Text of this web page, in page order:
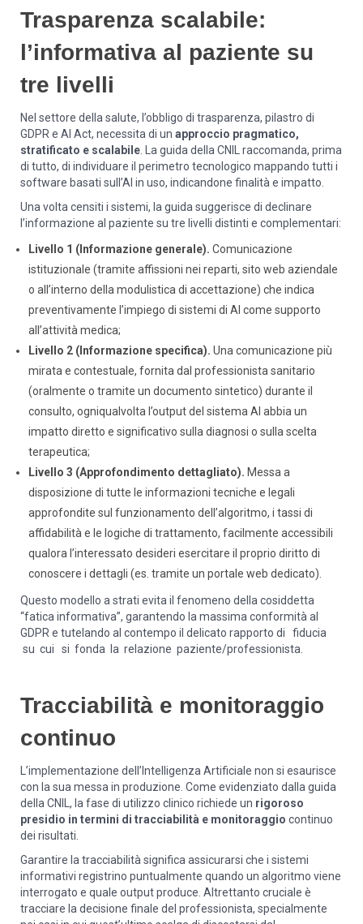
Trasparenza scalabile:
l’informativa al paziente su
tre livelli
Nel settore della salute, l’obbligo di trasparenza, pilastro di
GDPR e AI Act, necessita di un approccio pragmatico,
stratificato e scalabile. La guida della CNIL raccomanda, prima
di tutto, di individuare il perimetro tecnologico mappando tutti i
software basati sull’AI in uso, indicandone finalità e impatto.
Una volta censiti i sistemi, la guida suggerisce di declinare
l’informazione al paziente su tre livelli distinti e complementari:
Livello 1 (Informazione generale). Comunicazione
istituzionale (tramite affissioni nei reparti, sito web aziendale
o all’interno della modulistica di accettazione) che indica
preventivamente l’impiego di sistemi di AI come supporto
all’attività medica;
Livello 2 (Informazione specifica). Una comunicazione più
mirata e contestuale, fornita dal professionista sanitario
(oralmente o tramite un documento sintetico) durante il
consulto, ogniqualvolta l’output del sistema AI abbia un
impatto diretto e significativo sulla diagnosi o sulla scelta
terapeutica;
Livello 3 (Approfondimento dettagliato). Messa a
disposizione di tutte le informazioni tecniche e legali
approfondite sul funzionamento dell’algoritmo, i tassi di
affidabilità e le logiche di trattamento, facilmente accessibili
qualora l’interessato desideri esercitare il proprio diritto di
conoscere i dettagli (es. tramite un portale web dedicato).
Questo modello a strati evita il fenomeno della cosiddetta
“fatica informativa”, garantendo la massima conformità al
GDPR e tutelando al contempo il delicato rapporto di fiducia
su cui si fonda la relazione paziente/professionista.
Tracciabilità e monitoraggio
continuo
L’implementazione dell’Intelligenza Artificiale non si esaurisce
con la sua messa in produzione. Come evidenziato dalla guida
della CNIL, la fase di utilizzo clinico richiede un rigoroso
presidio in termini di tracciabilità e monitoraggio continuo
dei risultati.
Garantire la tracciabilità significa assicurarsi che i sistemi
informativi registrino puntualmente quando un algoritmo viene
interrogato e quale output produce. Altrettanto cruciale è
tracciare la decisione finale del professionista, specialmente